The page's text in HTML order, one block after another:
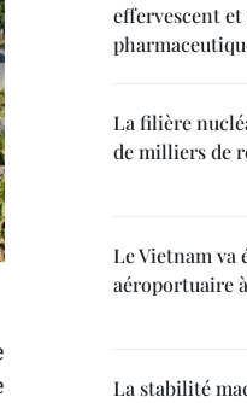
effervescent
La filière
de milliers de
Le Vietnam va
aéroportuaire
La stabilité